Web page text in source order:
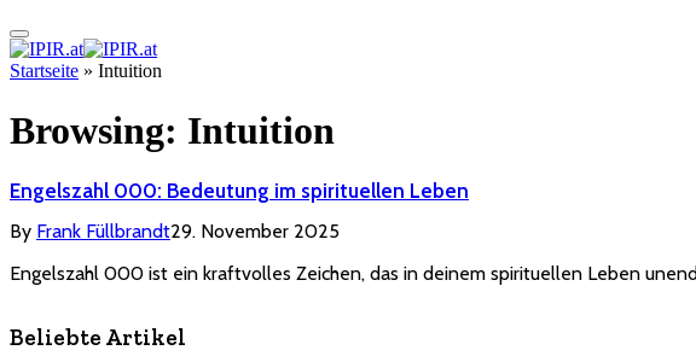
Startseite » Intuition
Browsing: Intuition
Engelszahl 000: Bedeutung im spirituellen Leben
By Frank Füllbrandt29. November 2025
Engelszahl 000 ist ein kraftvolles Zeichen, das in deinem spirituellen Leben
Beliebte Artikel